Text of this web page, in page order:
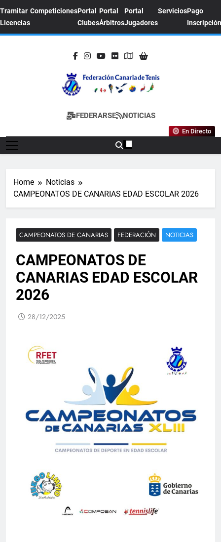
Tramitar
Licencias
CompeticionesPortal
Clubes
Portal
Árbitros
Portal
Jugadores
ServiciosPago
Inscripción
FEDERACION
CANARIA DE
TENIS
Sitio Oficial De La Federación Canaria De
FEDERARSE NOTICIAS
En Directo
Home
Noticias
CAMPEONATOS DE CANARIAS EDAD ESCOLAR 2026
CAMPEONATOS DE CANARIAS FEDERACIÓN NOTICIAS
CAMPEONATOS DE
CANARIAS EDAD ESCOLAR
2026
28/12/2025